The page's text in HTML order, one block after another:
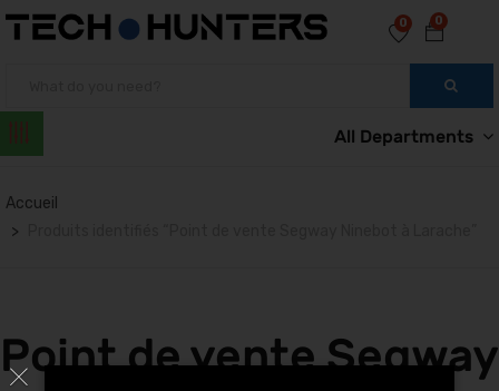
0
0
All Departments
Accueil
Point de vente Segway